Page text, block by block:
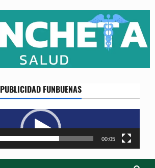
PUBLICIDAD FUNBUENAS
Reproductor
de
vídeo
00:05